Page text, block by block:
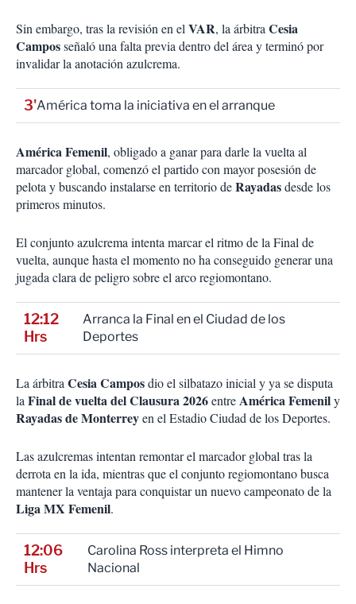
Sin embargo, tras la revisión en elVAR, la árbitraCesia
Camposseñaló una falta previa dentro del área y terminó por
invalidar la anotación azulcrema.
3'América toma la iniciativa en el arranque
América Femenil, obligado a ganar para darle la vuelta al
marcador global, comenzó el partido con mayor posesión de
pelota y buscando instalarse en territorio deRayadasdesde los
primeros minutos.
El conjunto azulcrema intenta marcar el ritmo de la Final de
vuelta, aunque hasta el momento no ha conseguido generar una
jugada clara de peligro sobre el arco regiomontano.
12:12
Hrs
Arranca la Final en el Ciudad de los
Deportes
La árbitraCesia Camposdio el silbatazo inicial y ya se disputa
laFinal de vuelta del Clausura 2026entreAmérica Femenily
Rayadas de Monterreyen el Estadio Ciudad de los Deportes.
Las azulcremas intentan remontar el marcador global tras la
derrota en la ida, mientras que el conjunto regiomontano busca
mantener la ventaja para conquistar un nuevo campeonato de la
Liga MX Femenil.
12:06
Hrs
Carolina Ross interpreta el Himno
Nacional